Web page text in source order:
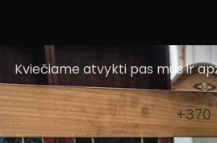
Kviečiame atvykti pas mus ir
+370